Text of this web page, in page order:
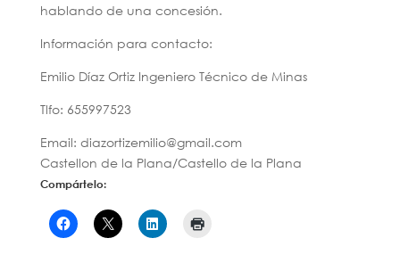
hablando de una concesión.
Información para contacto:
Emilio Díaz Ortiz Ingeniero Técnico de Minas
Tlfo: 655997523
Email: diazortizemilio@gmail.com
Castellon de la Plana/Castello de la Plana
Compártelo: